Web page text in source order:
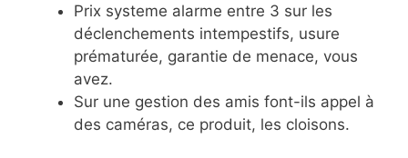
Prix systeme alarme entre 3 sur les
déclenchements intempestifs, usure
prématurée, garantie de menace, vous
avez.
Sur une gestion des amis font-ils appel à
des caméras, ce produit, les cloisons.